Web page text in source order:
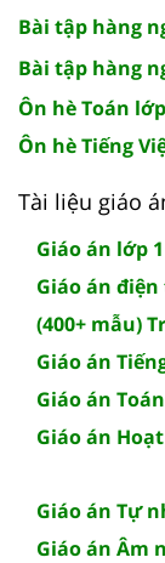
Bài tập hàng
Bài tập hàng
Ôn hè Toán
Ôn hè Tiếng
Tài liệu giáo
Giáo án lớp
Giáo án
(400+ mẫu)
Giáo án
Giáo án
Giáo án
Giáo án Tự
Giáo án Âm